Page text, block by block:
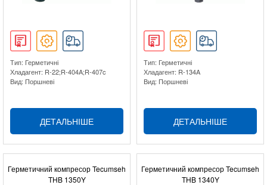
Тип: Герметичні
Хладагент: R-22;R-404A;R-407c
Вид: Поршневі
ДЕТАЛЬНІШЕ
Тип: Герметичні
Хладагент: R-134A
Вид: Поршневі
ДЕТАЛЬНІШЕ
Герметичний компресор Tecumseh
THB 1350Y
Герметичний компресор Tecumseh
THB 1340Y